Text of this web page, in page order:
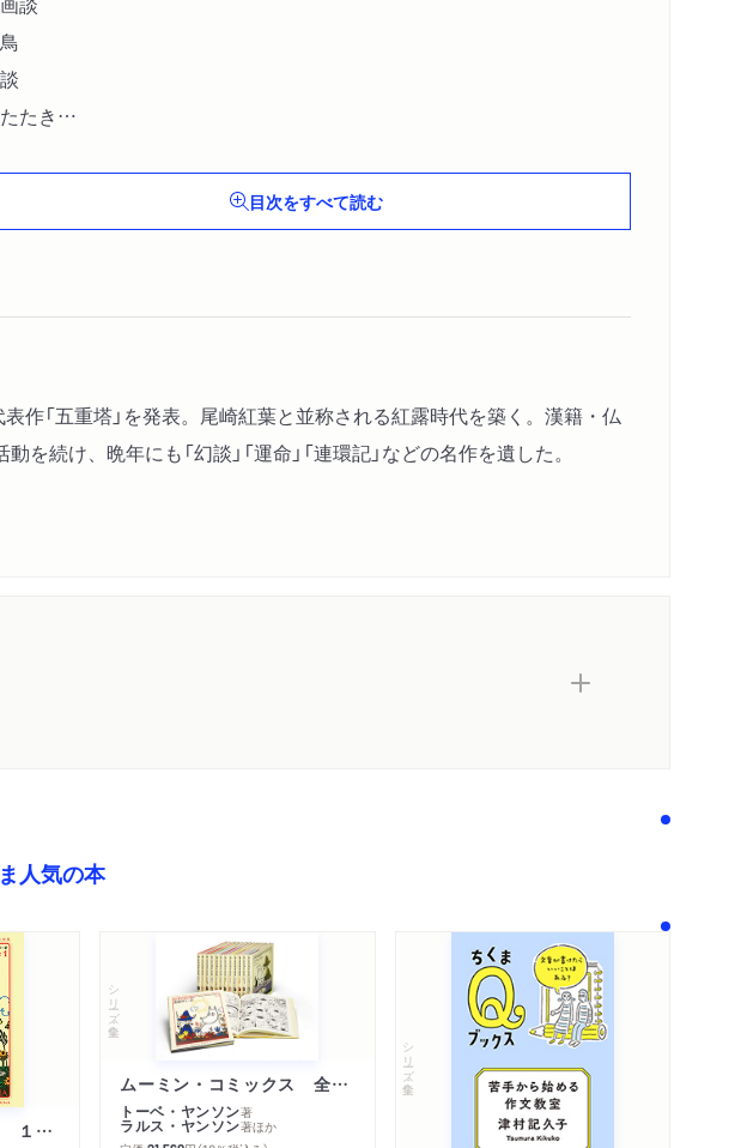
たき
記
目次をすべて読む
表作「五重塔」を発表。尾崎紅葉と並称される紅露時代を築く。漢籍・仏
け、晩年にも「幻談」「運命」「連環記」などの名作を遺した。
人気の本
ムーミン・コミックス １ 黄金のしっぽ
シリーズ・全集
ムーミン・コミックス 全１４巻セット
トーベ・ヤンソン著
ラルス・ヤンソン著ほか
シリーズ・全集